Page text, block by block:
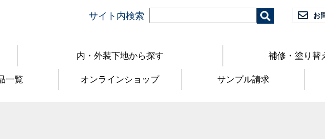
サイト内検索 お
内・外装下地から探す 補修・塗り替
一覧 オンラインショップ サンプル請求